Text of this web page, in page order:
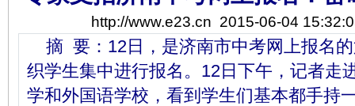
http://www.e23.cn 2015-06-04
摘 要：12日，是济南市中考网上报名
织学生集中进行报名。12日下午，记者走
学和外国语学校，看到学生们基本都手持